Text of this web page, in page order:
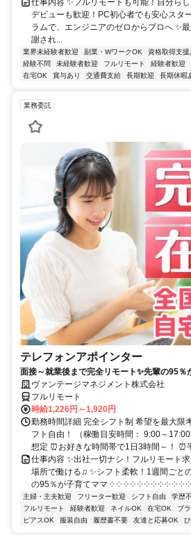
仕事内容 ✨フルリモートも可能！自分ら
デビューも歓迎！PC初心者でも安心スタ
ラムで、エンジニアのゼロからプロへ ✨
謝され...
業界未経験者歓迎 副業・WワークOK 資格取得支援
経験不問
未経験者歓迎 フルリモート 経験者歓迎
在宅OK
賞与あり 交通費支給 長期歓迎 長期休暇
業務委託
テレフォンアポインター
面接～就業後まで完全リモート✨先輩の95％
ヴァンテージマネジメント株式会社
フルリモート
時給1,226円～1,920円
勤務時間詳細 完全シフト制 希望を最大限
フト自由！ （稼働目安時間： 9:00～
想定 ⏰お好きな時間帯で1日3時間～！ ⏰
仕事内容 ✨出社一切ナシ！フルリモート
場所で働ける♫ ✨シフト柔軟！1週間ごと
の95％が子育てママ ༶ ༶ ༶ ༶ ༶ ༶ ༶ ༶ ༶ ༶ ༶
主婦・主夫歓迎 フリーター歓迎 シフト自由 学歴
フルリモート
経験者歓迎 ネイルOK 在宅OK ブ
ピアスOK
服装自由 履歴書不要 友達と応募OK